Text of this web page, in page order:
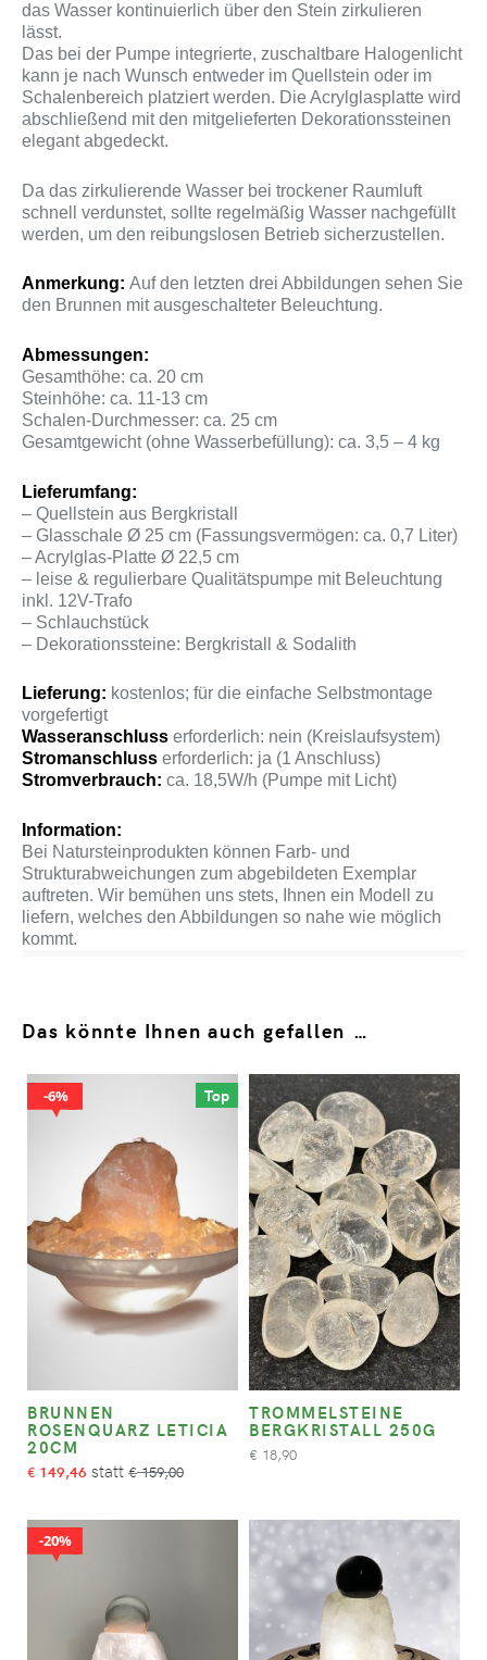
das Wasser kontinuierlich über den Stein zirkulieren
lässt.
Das bei der Pumpe integrierte, zuschaltbare Halogenlicht
kann je nach Wunsch entweder im Quellstein oder im
Schalenbereich platziert werden. Die Acrylglasplatte wird
abschließend mit den mitgelieferten Dekorationssteinen
elegant abgedeckt.
Da das zirkulierende Wasser bei trockener Raumluft
schnell verdunstet, sollte regelmäßig Wasser nachgefüllt
werden, um den reibungslosen Betrieb sicherzustellen.
Anmerkung: Auf den letzten drei Abbildungen sehen Sie
den Brunnen mit ausgeschalteter Beleuchtung.
Abmessungen:
Gesamthöhe: ca. 20 cm
Steinhöhe: ca. 11-13 cm
Schalen-Durchmesser: ca. 25 cm
Gesamtgewicht (ohne Wasserbefüllung): ca. 3,5 – 4 kg
Lieferumfang:
– Quellstein aus Bergkristall
– Glasschale Ø 25 cm (Fassungsvermögen: ca. 0,7 Liter)
– Acrylglas-Platte Ø 22,5 cm
– leise & regulierbare Qualitätspumpe mit Beleuchtung
inkl. 12V-Trafo
– Schlauchstück
– Dekorationssteine: Bergkristall & Sodalith
Lieferung: kostenlos; für die einfache Selbstmontage
vorgefertigt
Wasseranschluss erforderlich: nein (Kreislaufsystem)
Stromanschluss erforderlich: ja (1 Anschluss)
Stromverbrauch: ca. 18,5W/h (Pumpe mit Licht)
Information:
Bei Natursteinprodukten können Farb- und
Strukturabweichungen zum abgebildeten Exemplar
auftreten. Wir bemühen uns stets, Ihnen ein Modell zu
liefern, welches den Abbildungen so nahe wie möglich
kommt.
Das könnte Ihnen auch gefallen …
Top
6%
BRUNNEN
ROSENQUARZ LETICIA
20CM
€ 149,46 €159,00
TROMMELSTEINE
BERGKRISTALL 250G
€ 18,90
20%